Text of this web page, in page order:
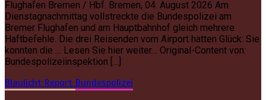
Flughafen Bremen / Hbf. Bremen, 04. August 2026 Am
Dienstagnachmittag vollstreckte die Bundespolizei am
Bremer Flughafen und am Hauptbahnhof gleich mehrere
Haftbefehle. Die drei Reisenden vom Airport hatten Glück: Sie
konnten die … Lesen Sie hier weiter… Original-Content von:
Bundespolizeiinspektion […]
Blaulicht Report Bundespolizei